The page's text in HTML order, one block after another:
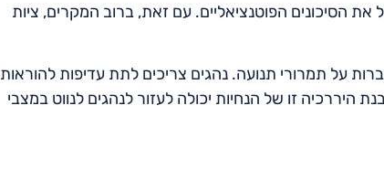
הסיכונים הפוטנציאליים. עם זאת, ברוב המקרים, ציות
על תמרורי תנועה. נהגים צריכים לתת עדיפות להוראות
זו של הנחיות יכולה לעזור לנהגים לנווט במצבי